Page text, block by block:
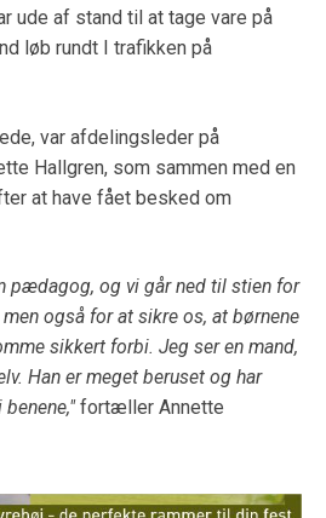
ude af stand til at tage vare på
løb rundt I trafikken på
var afdelingsleder på
Hallgren, som sammen med en
at have fået besked om
pædagog, og vi går ned til stien for
også for at sikre os, at børnene
sikkert forbi. Jeg ser en mand,
Han er meget beruset og har
fortæller Annette